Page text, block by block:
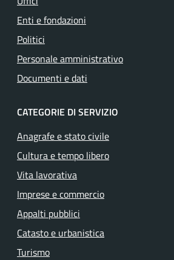
Enti e fondazioni
Politici
Personale amministrativo
Documenti e dati
CATEGORIE DI SERVIZIO
Anagrafe e stato civile
Cultura e tempo libero
Vita lavorativa
Imprese e commercio
Appalti pubblici
Catasto e urbanistica
Turismo